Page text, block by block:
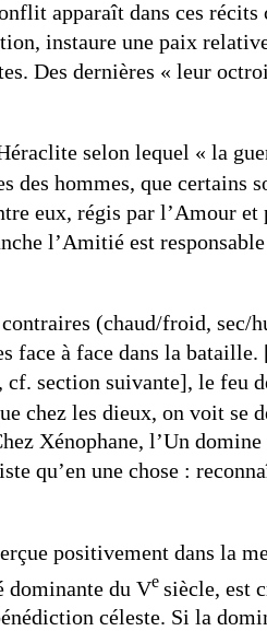
apparaît dans ces
instaure une paix
Des dernières « leur
selon lequel « la
hommes, que certains
eux, régis par l’Amour
l’Amitié est
contraires (chaud/froid,
face à face dans la
section suivante], le feu
chez les dieux, on voit
Xénophane, l’Un
qu’en une chose :
positivement dans la
dominante du Ve siècle, est
céleste. Si la